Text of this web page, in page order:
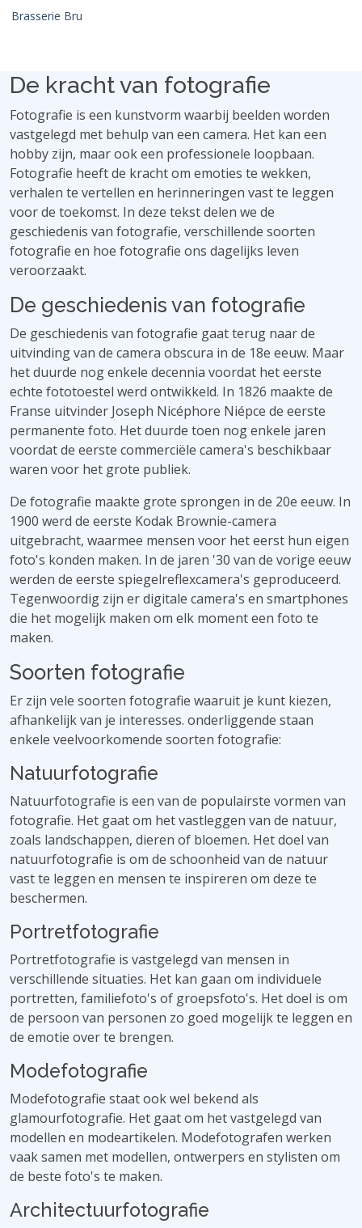
Brasserie Bru
De kracht van fotografie
Fotografie is een kunstvorm waarbij beelden worden
vastgelegd met behulp van een camera. Het kan een
hobby zijn, maar ook een professionele loopbaan.
Fotografie heeft de kracht om emoties te wekken,
verhalen te vertellen en herinneringen vast te leggen
voor de toekomst. In deze tekst delen we de
geschiedenis van fotografie, verschillende soorten
fotografie en hoe fotografie ons dagelijks leven
veroorzaakt.
De geschiedenis van fotografie
De geschiedenis van fotografie gaat terug naar de
uitvinding van de camera obscura in de 18e eeuw. Maar
het duurde nog enkele decennia voordat het eerste
echte fototoestel werd ontwikkeld. In 1826 maakte de
Franse uitvinder Joseph Nicéphore Niépce de eerste
permanente foto. Het duurde toen nog enkele jaren
voordat de eerste commerciële camera's beschikbaar
waren voor het grote publiek.
De fotografie maakte grote sprongen in de 20e eeuw. In
1900 werd de eerste Kodak Brownie-camera
uitgebracht, waarmee mensen voor het eerst hun eigen
foto's konden maken. In de jaren '30 van de vorige eeuw
werden de eerste spiegelreflexcamera's geproduceerd.
Tegenwoordig zijn er digitale camera's en smartphones
die het mogelijk maken om elk moment een foto te
maken.
Soorten fotografie
Er zijn vele soorten fotografie waaruit je kunt kiezen,
afhankelijk van je interesses. onderliggende staan ​​
enkele veelvoorkomende soorten fotografie:
Natuurfotografie
Natuurfotografie is een van de populairste vormen van
fotografie. Het gaat om het vastleggen van de natuur,
zoals landschappen, dieren of bloemen. Het doel van
natuurfotografie is om de schoonheid van de natuur
vast te leggen en mensen te inspireren om deze te
beschermen.
Portretfotografie
Portretfotografie is vastgelegd van mensen in
verschillende situaties. Het kan gaan om individuele
portretten, familiefoto's of groepsfoto's. Het doel is om
de persoon van personen zo goed mogelijk te leggen en
de emotie over te brengen.
Modefotografie
Modefotografie staat ook wel bekend als
glamourfotografie. Het gaat om het vastgelegd van
modellen en modeartikelen. Modefotografen werken
vaak samen met modellen, ontwerpers en stylisten om
de beste foto's te maken.
Architectuurfotografie